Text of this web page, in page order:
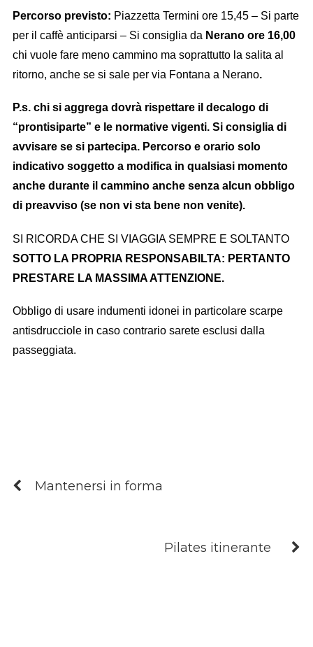
Percorso previsto: Piazzetta Termini ore 15,45 – Si parte
per il caffè anticiparsi – Si consiglia da Nerano ore 16,00
chi vuole fare meno cammino ma soprattutto la salita al
ritorno, anche se si sale per via Fontana a Nerano.
P.s. chi si aggrega dovrà rispettare il decalogo di
“prontisiparte” e le normative vigenti. Si consiglia di
avvisare se si partecipa. Percorso e orario solo
indicativo soggetto a modifica in qualsiasi momento
anche durante il cammino anche senza alcun obbligo
di preavviso (se non vi sta bene non venite).
SI RICORDA CHE SI VIAGGIA SEMPRE E SOLTANTO
SOTTO LA PROPRIA RESPONSABILTA: PERTANTO
PRESTARE LA MASSIMA ATTENZIONE.
Obbligo di usare indumenti idonei in particolare scarpe
antisdrucciole in caso contrario sarete esclusi dalla
passeggiata.
Mantenersi in forma
Pilates itinerante